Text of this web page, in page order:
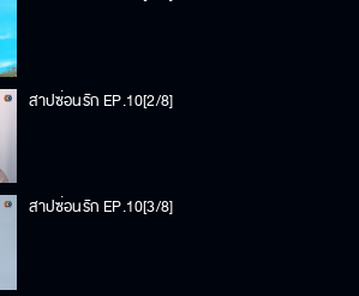
สาปซ่อนรัก EP.10[2/8]
สาปซ่อนรัก EP.10[3/8]